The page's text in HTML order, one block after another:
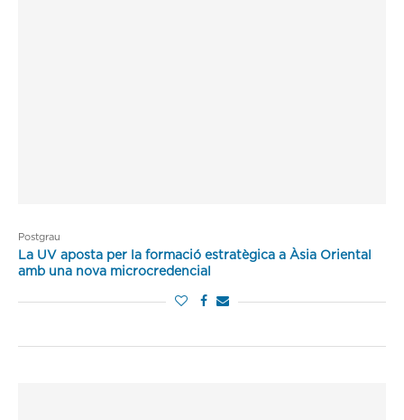
Postgrau
La UV aposta per la formació estratègica a Àsia Oriental
amb una nova microcredencial